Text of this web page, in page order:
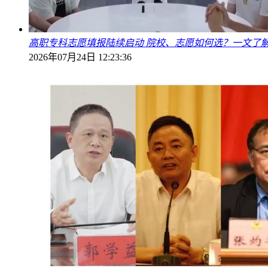
高职专科志愿填报陆续启动 院校、志愿如何选？一文了
2026年07月24日 12:23:36